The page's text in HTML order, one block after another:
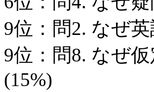
9位：問2. なぜ
9位：問8. なぜ
(15%)